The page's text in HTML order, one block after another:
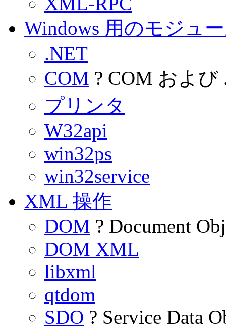
Windows 用のモジュ
.NET
COM ? COM および
プリンタ
W32api
win32ps
win32service
XML 操作
DOM ? Document
DOM XML
libxml
qtdom
SDO ? Service Data